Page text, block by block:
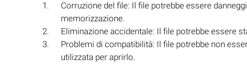
Corruzione del file: Il file potrebbe essere
memorizzazione.
Eliminazione accidentale: Il file potrebbe essere
Problemi di compatibilità: Il file potrebbe non
utilizzata per aprirlo.